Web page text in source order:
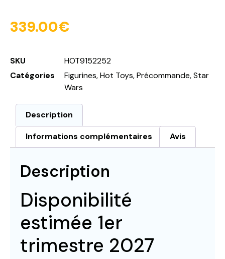
339.00€
SKU
HOT9152252
Catégories
Figurines,Hot Toys,Précommande,Star
Wars
Description
Informations complémentaires Avis
Description
Disponibilité
estimée 1er
trimestre 2027